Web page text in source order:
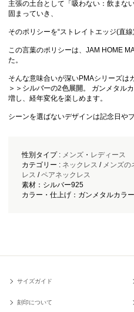
主張の土台として「吸わない：飲まな
固まっていき、
そのポリシーを“ストレイトエッジ(直線
この言葉のポリシーは、JAM HOME
た。
そんな意味合いが深いPMAシリーズは
＞＞シルバーの2色展開。 ガンメタル
増し、経年変化を楽しめます。
シーンを選ばないデザインは記念日や
性別タイプ : メンズ・ レディース
カテゴリー : ネックレス / メンズの
レス /ペアネックレス
素材：シルバー925
カラー・仕上げ：ガンメタルカラ
サイズガイド
刻印について